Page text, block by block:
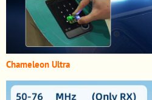
Chameleon Ultra